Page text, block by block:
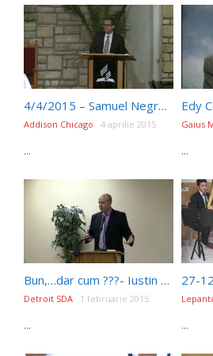
4/4/2015 – Samuel Negrea – Rastignit si Inviat
Addison Chicago 4 aprilie 2015
...
Gaius
...
Bun,…dar cum ???- Iustin Lupu
Detroit SDA 1 februarie 2015
... ...